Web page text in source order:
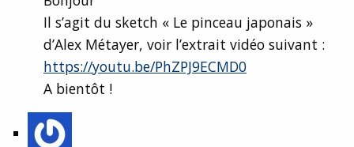
Il s’agit du sketch « Le pinceau japonais »
d’Alex Métayer, voir l’extrait vidéo suivant :
https://youtu.be/PhZPJ9ECMD0
A bientôt !